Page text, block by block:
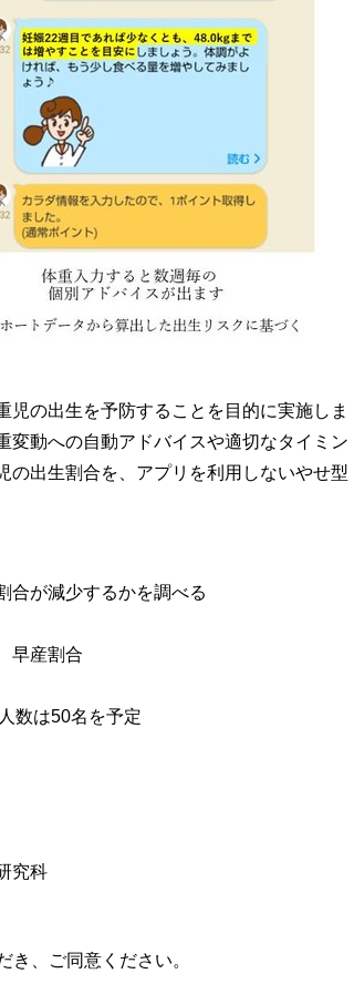
の出生を予防することを目的に実施しま
変動への自動アドバイスや適切なタイミン
の出生割合を、アプリを利用しないやせ型
合が減少するかを調べる
早産割合
数は50名を予定
究科
き、ご同意ください。